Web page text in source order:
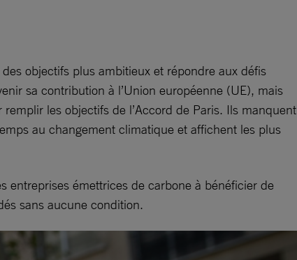
objectifs plus ambitieux et répondre aux défis
sa contribution à l’Union européenne (UE), mais
les objectifs de l’Accord de Paris. Ils manquent
au changement climatique et affichent les plus
entreprises émettrices de carbone à bénéficier de
sans aucune condition.